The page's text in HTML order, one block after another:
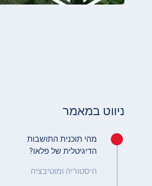
ניווט במאמר
מהי תוכנית התושבות
הדיגיטלית של פלאו?
היסטוריה ומוטיבציה